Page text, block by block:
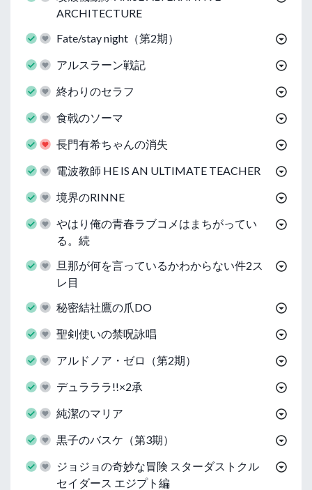
ARCHITECTURE
Fate/stay night（第2期）
アルスラーン戦記
終わりのセラフ
食戟のソーマ
長門有希ちゃんの消失
電波教師 HE IS AN ULTIMATE TEACHER
境界のRINNE
やはり俺の青春ラブコメはまちがってい
る。続
旦那が何を言っているかわからない件2ス
レ目
秘密結社鷹の爪DO
聖剣使いの禁呪詠唱
アルドノア・ゼロ（第2期）
デュラララ!!×2承
純潔のマリア
黒子のバスケ（第3期）
ジョジョの奇妙な冒険 スターダストクル
セイダース エジプト編